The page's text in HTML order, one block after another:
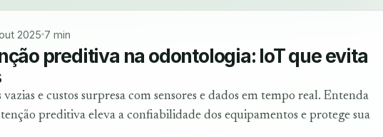
2025 7 min
preditiva na odontologia: IoT que evita
e custos surpresa com sensores e dados em tempo real. Entenda
preditiva eleva a confiabilidade dos equipamentos e protege sua